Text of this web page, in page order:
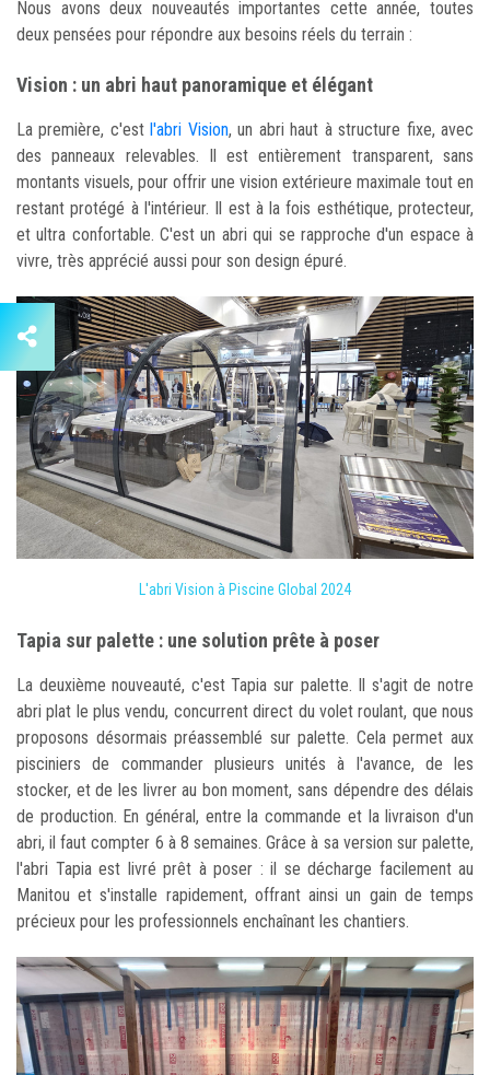
Nous avons deux nouveautés importantes cette année, toutes
deux pensées pour répondre aux besoins réels du terrain :
Vision : un abri haut panoramique et élégant
La première, c'est l'abri Vision, un abri haut à structure fixe, avec
des panneaux relevables. Il est entièrement transparent, sans
montants visuels, pour offrir une vision extérieure maximale tout en
restant protégé à l'intérieur. Il est à la fois esthétique, protecteur,
et ultra confortable. C'est un abri qui se rapproche d'un espace à
vivre, très apprécié aussi pour son design épuré.
L'abri Vision à Piscine Global 2024
Tapia sur palette : une solution prête à poser
La deuxième nouveauté, c'est Tapia sur palette. Il s'agit de notre
abri plat le plus vendu, concurrent direct du volet roulant, que nous
proposons désormais préassemblé sur palette. Cela permet aux
pisciniers de commander plusieurs unités à l'avance, de les
stocker, et de les livrer au bon moment, sans dépendre des délais
de production. En général, entre la commande et la livraison d'un
abri, il faut compter 6 à 8 semaines. Grâce à sa version sur palette,
l'abri Tapia est livré prêt à poser : il se décharge facilement au
Manitou et s'installe rapidement, offrant ainsi un gain de temps
précieux pour les professionnels enchaînant les chantiers.